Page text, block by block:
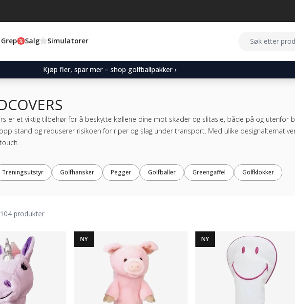
Salg Simulatorer
Kjøp fler, spar mer – shop golfballpakker ›
er et viktig tilbehør for å beskytte køllene dine mot skader og slitasje, både på og utenfor
stand og reduserer risikoen for riper og slag under transport. Med ulike
Treningsutstyr Golfhansker Pegger Golfballer Greengaffel Golfklokker
produkter
NY NY